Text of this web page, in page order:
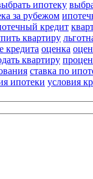
ипотеку
за рубежом
кредит
квартиру
кредита оценка
квартиру
ставка по
ипотеки условия